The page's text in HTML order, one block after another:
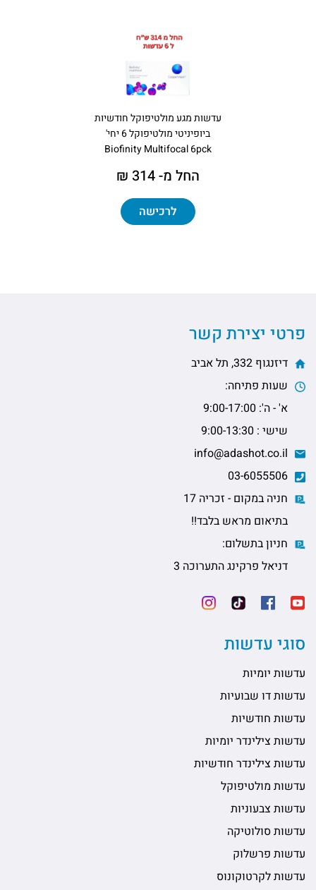
עדשות מגע מולטיפוקל חודשיות
ביופיניטי מולטיפוקל 6 יחי'
Biofinity Multifocal 6pck
החל מ- 314 ₪
לרכישה
פרטי יצירת קשר
דיזנגוף 332, תל אביב
שעות פתיחה:
א' - ה': 9:00-17:00
שישי : 9:00-13:30
חניה במקום - זכריה 17
בתיאום מראש בלבד!!
חניון בתשלום:
דניאל פרקינג התערוכה 3
סוגי עדשות
עדשות יומיות
עדשות דו שבועיות
עדשות חודשיות
עדשות צילינדר יומיות
עדשות צילינדר חודשיות
עדשות מולטיפוקל
עדשות צבעוניות
עדשות סולוטיקה
עדשות פרשלוק
עדשות לקרטוקונוס